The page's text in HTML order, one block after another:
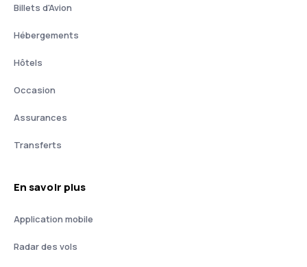
Billets d'Avion
Hébergements
Hôtels
Occasion
Assurances
Transferts
En savoir plus
Application mobile
Radar des vols